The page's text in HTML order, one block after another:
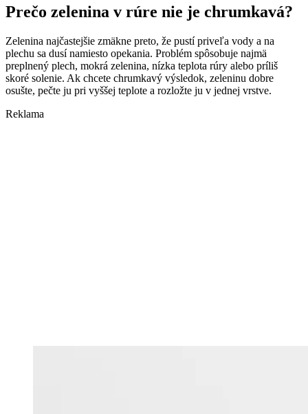
Prečo zelenina v rúre nie je chrumkavá?
Zelenina najčastejšie zmäkne preto, že pustí priveľa vody a na
plechu sa dusí namiesto opekania. Problém spôsobuje najmä
preplnený plech, mokrá zelenina, nízka teplota rúry alebo príliš
skoré solenie. Ak chcete chrumkavý výsledok, zeleninu dobre
osušte, pečte ju pri vyššej teplote a rozložte ju v jednej vrstve.
Reklama